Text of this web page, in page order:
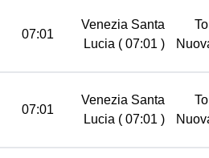
07:01
Venezia Santa
Lucia ( 07:01 )
07:01
Venezia Santa
Lucia ( 07:01 )